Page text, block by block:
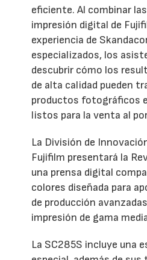
eficiente. Al combinar
impresión digital de
experiencia de
especializados, los
descubrir cómo los
de alta calidad pueden
productos fotográficos
listos para la venta al
La División de
Fujifilm presentará la
una prensa digital
colores diseñada para
de producción
impresión de gama
La SC285S incluye una